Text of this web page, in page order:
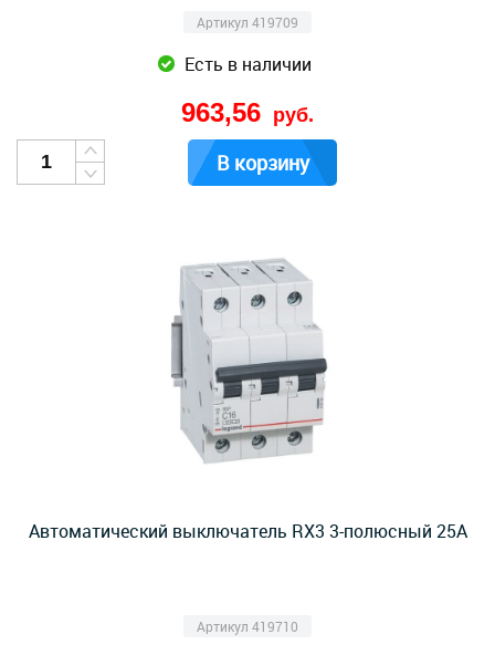
Артикул 419709
Есть в наличии
963,56 руб.
В корзину
Автоматический выключатель RX3 3-полюсный 25А
Артикул 419710